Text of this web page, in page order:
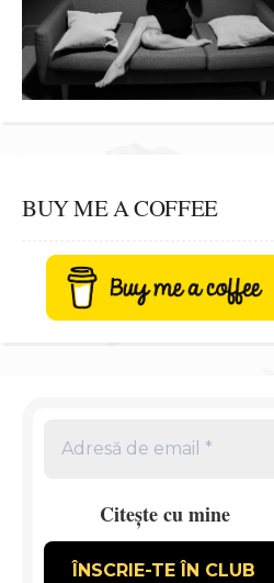
BUY ME A COFFEE
Citește cu mine